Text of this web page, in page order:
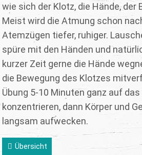
wie sich der Klotz, die Hände, der
Meist wird die Atmung schon
Atemzügen tiefer, ruhiger.
spüre mit den Händen und
kurzer Zeit gerne die Hände
die Bewegung des Klotzes
Übung 5-10 Minuten ganz auf
konzentrieren, dann Körper und
langsam aufwecken.
Übersicht